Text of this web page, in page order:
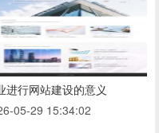
进行网站建设的意义
05-29 15:34:02